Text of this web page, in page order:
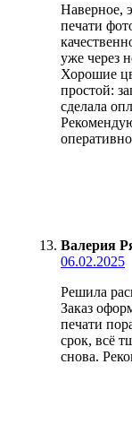
Наверное,
печати
уже через
Хорошие
простой:
сделала
Валерия
06.02.2025
Решила
Заказ
печати
срок, всё
снова.